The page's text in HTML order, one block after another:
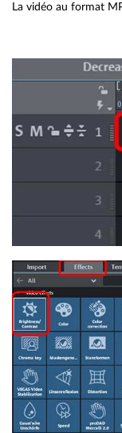
La vidéo au format